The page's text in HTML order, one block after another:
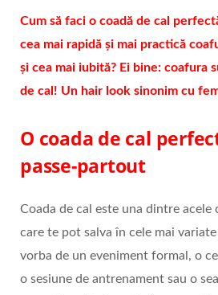
Cum să faci o coadă de cal
cea mai rapidă și mai practică
și cea mai iubită? Ei bine: coafura
de cal! Un hair look sinonim cu
O coada de cal
passe-partout
Coada de cal este una dintre
care te pot salva în cele mai
vorba de un eveniment formal, o
o sesiune de antrenament sau o